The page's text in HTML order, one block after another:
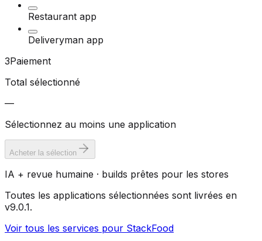
Restaurant app
Deliveryman app
3Paiement
Total sélectionné
—
Sélectionnez au moins une application
Acheter la sélection
IA + revue humaine · builds prêtes pour les stores
Toutes les applications sélectionnées sont livrées en
v9.0.1.
Voir tous les services pour StackFood